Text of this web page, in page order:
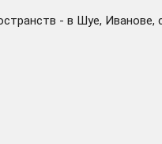
- в Шуе,